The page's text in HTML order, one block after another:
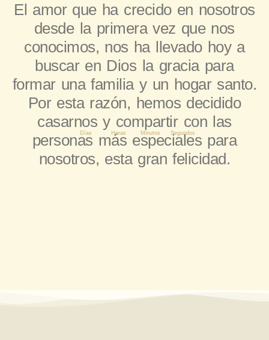
El amor que ha crecido en nosotros
desde la primera vez que nos
conocimos, nos ha llevado hoy a
buscar en Dios la gracia para
formar una familia y un hogar santo.
Por esta razón, hemos decidido
casarnos y compartir con las
personas más especiales para
nosotros, esta gran felicidad.
Días Horas Minutos Segundos